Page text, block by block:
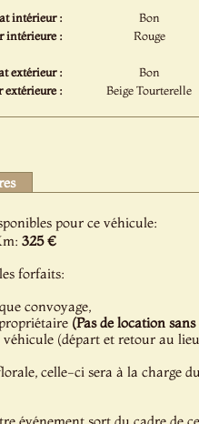
intérieur :
Bon
intérieure :
Rouge
extérieur :
Bon
extérieure :
Beige Tourterelle
pour ce véhicule:
325 €
forfaits:
convoyage,
(Pas de location
(départ et retour au
celle-ci sera à la charge